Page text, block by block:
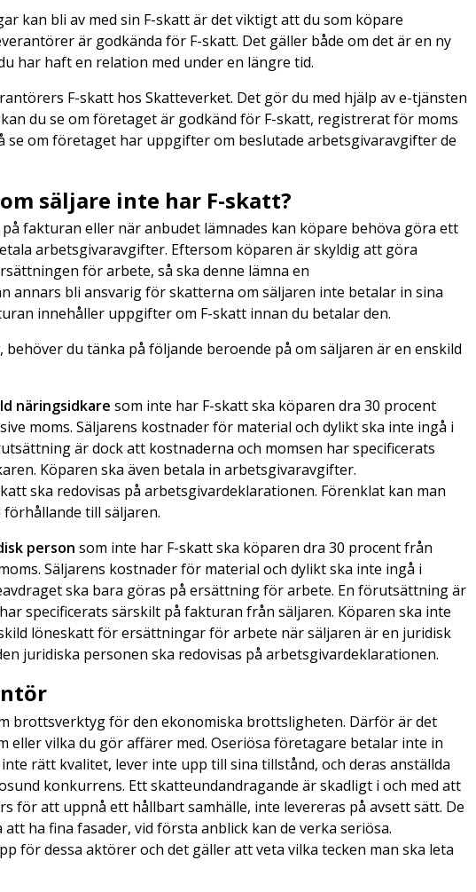
kan bli av med sin F-skatt är det viktigt att du som köpare
är godkända för F-skatt. Det gäller både om det är en ny
har haft en relation med under en längre tid.
F-skatt hos Skatteverket. Det gör du med hjälp av e-tjänsten
kan du se om företaget är godkänd för F-skatt, registrerat för moms
se om företaget har uppgifter om beslutade arbetsgivaravgifter de
säljare inte har F-skatt?
fakturan eller när anbudet lämnades kan köpare behöva göra ett
arbetsgivaravgifter. Eftersom köparen är skyldig att göra
för arbete, så ska denne lämna en
annars bli ansvarig för skatterna om säljaren inte betalar in sina
innehåller uppgifter om F-skatt innan du betalar den.
du tänka på följande beroende på om säljaren är en enskild
näringsidkare som inte har F-skatt ska köparen dra 30 procent
moms. Säljarens kostnader för material och dylikt ska inte ingå i
är dock att kostnaderna och momsen har specificerats
Köparen ska även betala in arbetsgivaravgifter.
ska redovisas på arbetsgivardeklarationen. Förenklat kan man
till säljaren.
person som inte har F-skatt ska köparen dra 30 procent från
Säljarens kostnader för material och dylikt ska inte ingå i
ska bara göras på ersättning för arbete. En förutsättning är
specificerats särskilt på fakturan från säljaren. Köparen ska inte
löneskatt för ersättningar för arbete när säljaren är en juridisk
juridiska personen ska redovisas på arbetsgivardeklarationen.
brottsverktyg för den ekonomiska brottsligheten. Därför är det
eller vilka du gör affärer med. Oseriösa företagare betalar inte in
rätt kvalitet, lever inte upp till sina tillstånd, och deras anställda
konkurrens. Ett skatteundandragande är skadligt i och med att
för att uppnå ett hållbart samhälle, inte levereras på avsett sätt. De
ha fina fasader, vid första anblick kan de verka seriösa.
för dessa aktörer och det gäller att veta vilka tecken man ska leta